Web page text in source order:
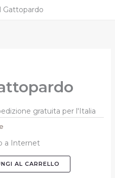
Gattopardo
gratuita per l'Italia
a Internet
AL CARRELLO